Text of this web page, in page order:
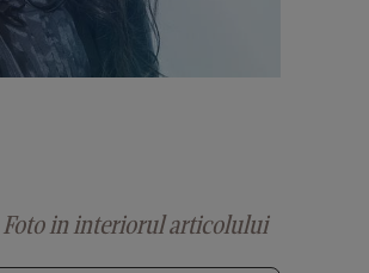
Foto in interiorul articolului